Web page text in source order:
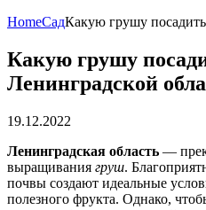
HomeСадКакую грушу
Какую грушу
Ленинградской
19.12.2022
Ленинградская область —
выращивания груш.
почвы создают идеальные
полезного фрукта. Однако,